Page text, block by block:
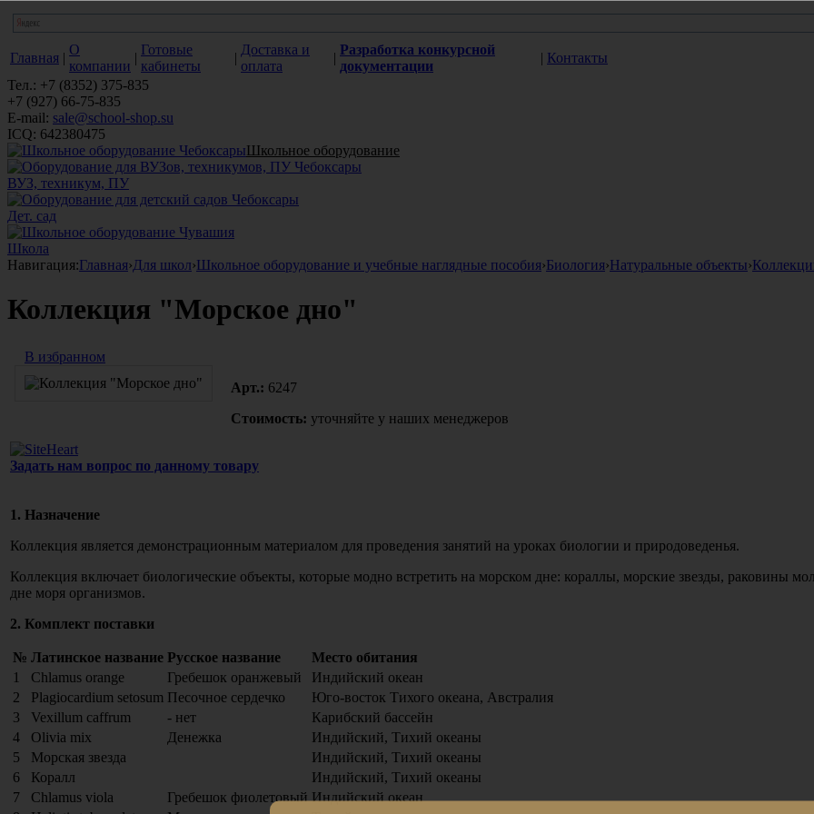
Главная |
О
компании
|
Готовые
кабинеты
|
Доставка и
оплата
|
Разработка конкурсной
документации
| Контакты
Тел.: +7 (8352) 375-835
+7 (927) 66-75-835
E-mail: sale@school-shop.su
ICQ: 642380475
Школьное оборудование
ВУЗ, техникум, ПУ
Дет. сад
Школа
Навигация:Главная›Для школ›Школьное оборудование и учебные наглядные пособия›Биология›Натуральные объекты›
Коллекция "Морское дно"
В избранном
Арт.: 6247
Стоимость: уточняйте у наших менеджеров
Задать нам вопрос по данному товару
1. Назначение
Коллекция является демонстрационным материалом для проведения занятий на уроках биологии и природоведенья.
Коллекция включает биологические объекты, которые модно встретить на морском дне: кораллы, морские звезды, раковины
дне моря организмов.
2. Комплект поставки
№ Латинское название Русское название
Место обитания
1
Chlamus orange Гребешок оранжевый
Индийский океан
2
Plagiocardium setosum Песочное сердечко
Юго-восток Тихого океана, Австралия
3
Vexillum caffrum - нет
Карибский бассейн
4
Olivia mix Денежка
Индийский, Тихий океаны
5
Морская звезда
Индийский, Тихий океаны
6
Коралл
Индийский, Тихий океаны
7
Chlamus viola Гребешок фиолетовый Индийский океан